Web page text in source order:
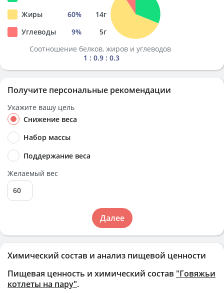
Химический состав и анализ пищевой ценности
Пищевая ценность и химический состав "Говяжьи
котлеты на пару".
Жиры
60% 14г
Углеводы
9% 5г
Соотношение белков, жиров и углеводов
1 : 0.9 : 0.3
Получите персональные рекомендации
Укажите вашу цель
Снижение веса
Набор массы
Поддержание веса
Желаемый вес
Далее